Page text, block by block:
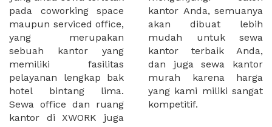
pada coworking space
maupun serviced office,
yang merupakan
sebuah kantor yang
memiliki fasilitas
pelayanan lengkap bak
hotel bintang lima.
Sewa office dan ruang
kantor di XWORK juga
kantor Anda, semuanya
akan dibuat lebih
mudah untuk sewa
kantor terbaik Anda,
dan juga sewa kantor
murah karena harga
yang kami miliki sangat
kompetitif.